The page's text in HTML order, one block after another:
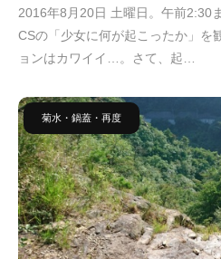
2016年8月20日 土曜日。午前2:30
CSの「少女に何が起こったか」を
ョンはカワイイ…。さて、起…
菊水・鍋蓋・再度